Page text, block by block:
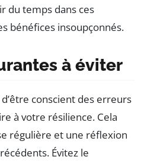
du temps dans ces
bénéfices insoupçonnés.
à éviter
conscient des erreurs
à votre résilience. Cela
régulière et une réflexion
Évitez le